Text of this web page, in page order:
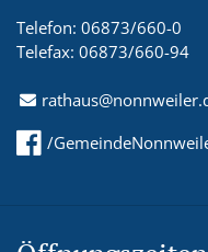
Telefon: 06873/660-0
Telefax: 06873/660-94
/